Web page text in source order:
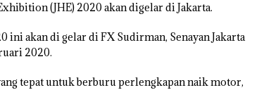
(JHE) 2020 akan digelar di Jakarta.
ini akan di gelar di FX Sudirman, Senayan Jakarta
2020.
tepat untuk berburu perlengkapan naik motor,